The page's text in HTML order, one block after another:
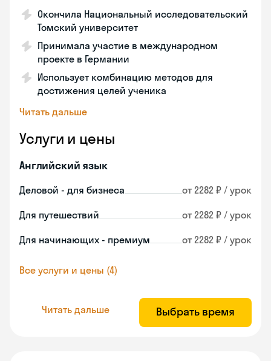
Окончила Национальный исследовательский
Томский университет
Принимала участие в международном
проекте в Германии
Использует комбинацию методов для
достижения целей ученика
Читать дальше
Услуги и цены
Английский язык
Деловой - для бизнеса от 2282 ₽ / урок
Для путешествий от 2282 ₽ / урок
Для начинающих - премиум от 2282 ₽ / урок
Все услуги и цены (4)
Читать дальше Выбрать время